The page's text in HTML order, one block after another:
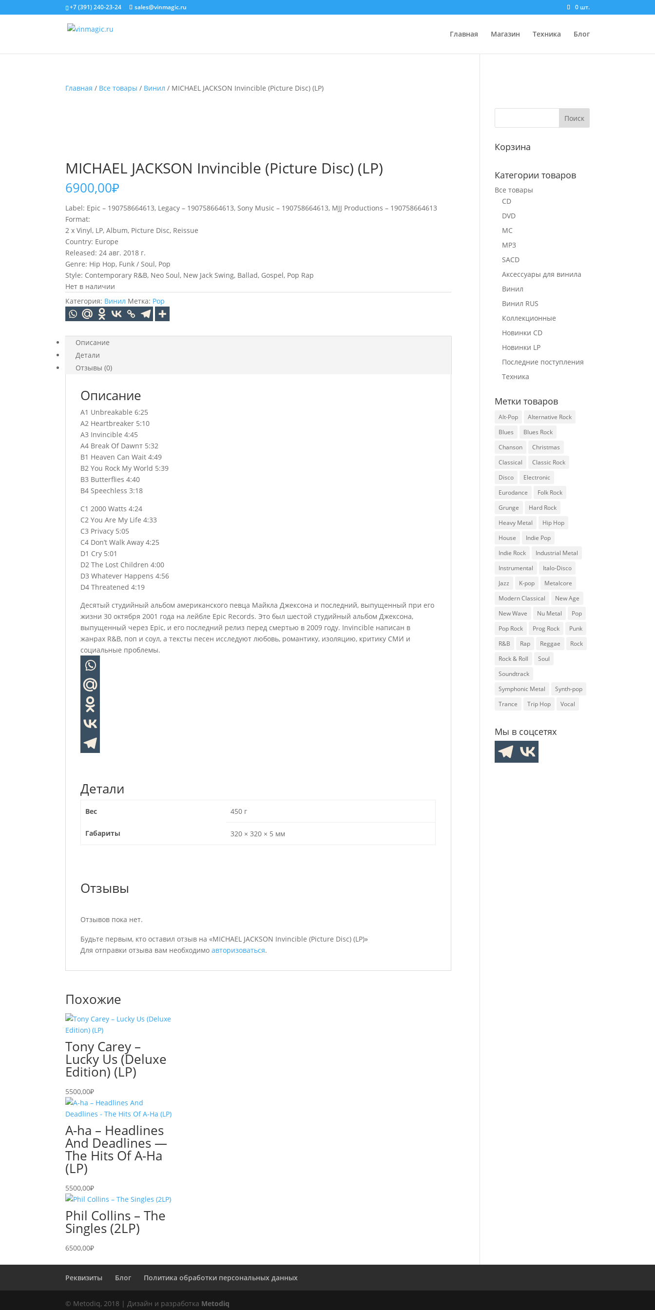
+7 (391) 240-23-24 sales@vinmagic.ru 0 шт.
Главная Магазин Техника Блог
Главная / Все товары / Винил / MICHAEL JACKSON Invincible (Picture Disc) (LP)
MICHAEL JACKSON Invincible (Picture Disc) (LP)
6900,00₽
Label: Epic – 190758664613, Legacy – 190758664613, Sony Music – 190758664613, MJJ Productions – 190758664613
Format:
2 x Vinyl, LP, Album, Picture Disc, Reissue
Country: Europe
Released: 24 авг. 2018 г.
Genre: Hip Hop, Funk / Soul, Pop
Style: Contemporary R&B, Neo Soul, New Jack Swing, Ballad, Gospel, Pop Rap
Нет в наличии
Категория: Винил Метка: Pop
Описание
Детали
Отзывы (0)
Описание
A1 Unbreakable 6:25
A2 Heartbreaker 5:10
A3 Invincible 4:45
A4 Break Of Dawnт 5:32
B1 Heaven Can Wait 4:49
B2 You Rock My World 5:39
B3 Butterflies 4:40
B4 Speechless 3:18
C1 2000 Watts 4:24
C2 You Are My Life 4:33
C3 Privacy 5:05
C4 Don’t Walk Away 4:25
D1 Cry 5:01
D2 The Lost Children 4:00
D3 Whatever Happens 4:56
D4 Threatened 4:19
Десятый студийный альбом американского певца Майкла Джексона и последний, выпущенный при его
жизни 30 октября 2001 года на лейбле Epic Records. Это был шестой студийный альбом Джексона,
выпущенный через Epic, и его последний релиз перед смертью в 2009 году. Invincible написан в
жанрах R&B, поп и соул, а тексты песен исследуют любовь, романтику, изоляцию, критику СМИ и
социальные проблемы.
Детали
Вес 450 г
Габариты 320 × 320 × 5 мм
Отзывы
Отзывов пока нет.
Будьте первым, кто оставил отзыв на «MICHAEL JACKSON Invincible (Picture Disc) (LP)»
Для отправки отзыва вам необходимоавторизоваться.
Похожие
Tony Carey –
Lucky Us (Deluxe
Edition) (LP)
5500,00₽
A-ha – Headlines
And Deadlines —
The Hits Of A-Ha
(LP)
5500,00₽
Phil Collins – The
Singles (2LP)
6500,00₽
Корзина
Категории товаров
Все товары
CD
DVD
MC
MP3
SACD
Аксессуары для винила
Винил
Винил RUS
Коллекционные
Новинки CD
Новинки LP
Последние поступления
Техника
Метки товаров
Alt-Pop
Alternative Rock
Blues
Blues Rock
Chanson
Christmas
Classical
Classic Rock
Disco
Electronic
Eurodance
Folk Rock
Grunge
Hard Rock
Heavy Metal
Hip Hop
House
Indie Pop
Indie Rock
Industrial Metal
Instrumental
Italo-Disco
Jazz
K-pop
Metalcore
Modern Classical
New Age
New Wave
Nu Metal
Pop
Pop Rock
Prog Rock
Punk
R&B
Rap Reggae
Rock
Rock & Roll
Soul
Soundtrack
Symphonic Metal
Synth-pop
Trance
Trip Hop Vocal
Мы в соцсетях
Реквизиты Блог Политика обработки персональных данных
© Metodiq, 2018 | Дизайн и разработка Metodiq